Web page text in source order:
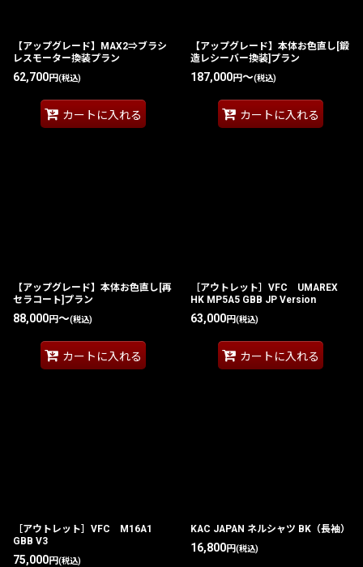
【アップグレード】MAX2⇒ブラシ
レスモーター換装プラン
62,700円(税込)
カートに入れる
【アップグレード】本体お色直し[鍛
造レシーバー換装]プラン
187,000円～(税込)
カートに入れる
【アップグレード】本体お色直し[再
セラコート]プラン
88,000円～(税込)
カートに入れる
［アウトレット］VFC UMAREX
HK MP5A5 GBB JP Version
63,000円(税込)
カートに入れる
［アウトレット］VFC M16A1
GBB V3
75,000円(税込)
KAC JAPAN ネルシャツ BK（長袖）
16,800円(税込)